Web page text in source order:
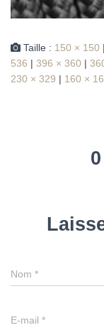
Taille : 150 × 150 |
536 | 396 × 360 |
230 × 329 | 160 ×
Nom *
E-mail *